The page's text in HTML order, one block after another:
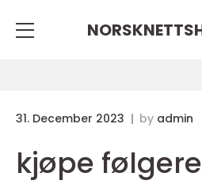
31. December 2023 by admin
kjøpe følgere